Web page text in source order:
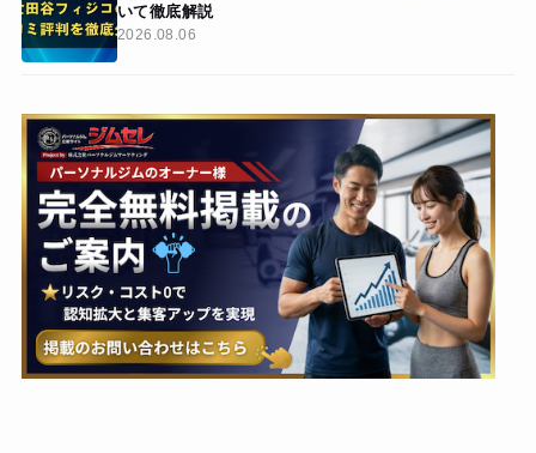
いて徹底解説
2026.08.06